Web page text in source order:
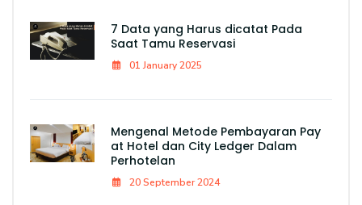
7 Data yang Harus dicatat Pada
Saat Tamu Reservasi
01 January 2025
Mengenal Metode Pembayaran Pay
at Hotel dan City Ledger Dalam
Perhotelan
20 September 2024